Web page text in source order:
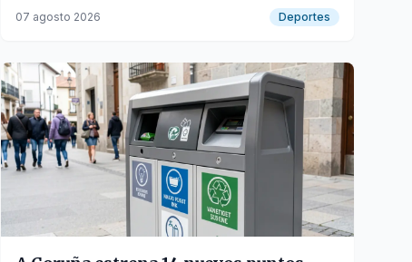
para la División de Honor Plata.
07 agosto 2026 Deportes